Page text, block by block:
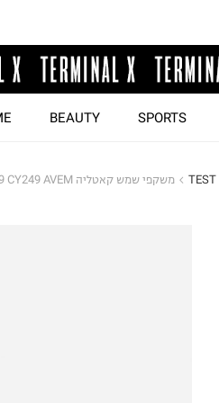
SPORTS
BEAUTY
TEST משקפי שמש קאטליה C1 49 CY249 AVEM / יוניסקס